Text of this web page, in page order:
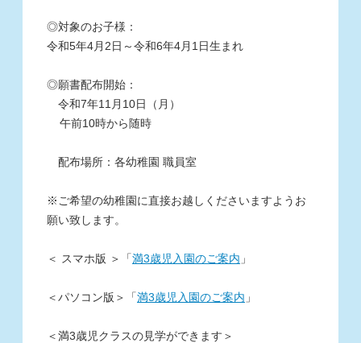
◎対象のお子様：
令和5年4月2日～令和6年4月1日生まれ
◎願書配布開始：
令和7年11月10日（月）
午前10時から随時
配布場所：各幼稚園 職員室
※ご希望の幼稚園に直接お越しくださいますようお
願い致します。
＜ スマホ版 ＞「満3歳児入園のご案内 」
＜パソコン版＞「満3歳児入園のご案内 」
＜満3歳児クラスの見学ができます＞